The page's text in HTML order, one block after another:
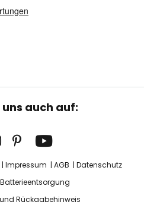
auch auf:
Impressum AGB
Datenschutz
Rückgabehinweis